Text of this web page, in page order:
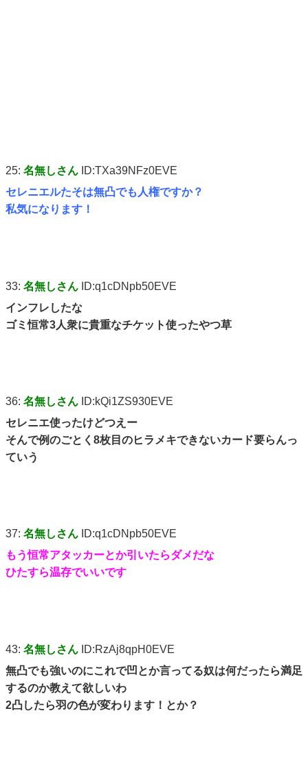
25: 名無しさん ID:TXa39NFz0EVE
セレニエルたそは無凸でも人権ですか？
私気になります！
33: 名無しさん ID:q1cDNpb50EVE
インフレしたな
ゴミ恒常3人衆に貴重なチケット使ったやつ草
36: 名無しさん ID:kQi1ZS930EVE
セレニエ使ったけどつえー
そんで例のごとく8枚目のヒラメキできないカード要らんっ
ていう
37: 名無しさん ID:q1cDNpb50EVE
もう恒常アタッカーとか引いたらダメだな
ひたすら温存でいいです
43: 名無しさん ID:RzAj8qpH0EVE
無凸でも強いのにこれで凹とか言ってる奴は何だったら満足
するのか教えて欲しいわ
2凸したら羽の色が変わります！とか？